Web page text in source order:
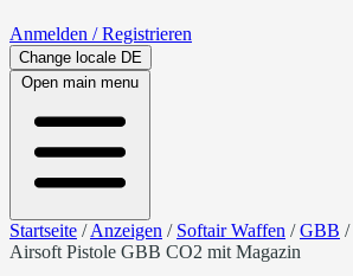
Anmelden / Registrieren
Change locale DE
Open main menu
Startseite /Anzeigen / Softair Waffen /GBB /
Airsoft Pistole GBB CO2 mit Magazin